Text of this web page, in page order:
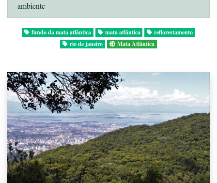
ambiente
fundo da mata atlântica mata atlântica
reflorestamento
rio de janeiro
Mata Atlântica